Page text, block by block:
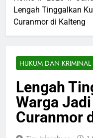
Lengah Tinggalkan
Curanmor di Kalteng
HUKUM DAN KRIMINAL
Lengah
Warga
Curanmor